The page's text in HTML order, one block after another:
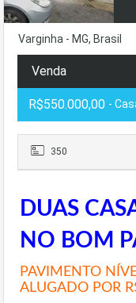
Varginha - MG, Brasil
Venda
R$550.000,00 -
350
DUAS
NO BOM
PAVIMENTO
ALUGADO POR